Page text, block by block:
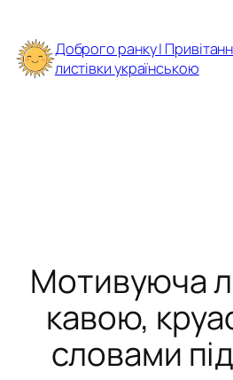
до
вмісту
Доброго ранку |
листівки українською
Мотивуюча
кавою,
словами